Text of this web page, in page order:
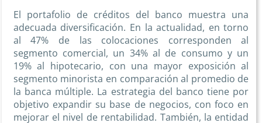
El portafolio de créditos del banco muestra una
adecuada diversificación. En la actualidad, en torno
al 47% de las colocaciones corresponden al
segmento comercial, un 34% al de consumo y un
19% al hipotecario, con una mayor exposición al
segmento minorista en comparación al promedio de
la banca múltiple. La estrategia del banco tiene por
objetivo expandir su base de negocios, con foco en
mejorar el nivel de rentabilidad. También, la entidad